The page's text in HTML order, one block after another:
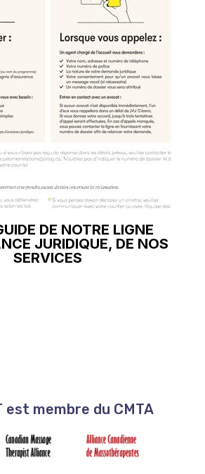
DE NOTRE LIGNE
JURIDIQUE, DE NOS
SERVICES
est membre du CMTA